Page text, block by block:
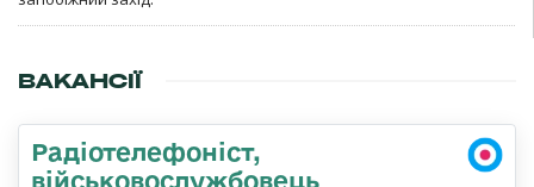
ВАКАНСІЇ
Радіотелефоніст,
військовослужбовець